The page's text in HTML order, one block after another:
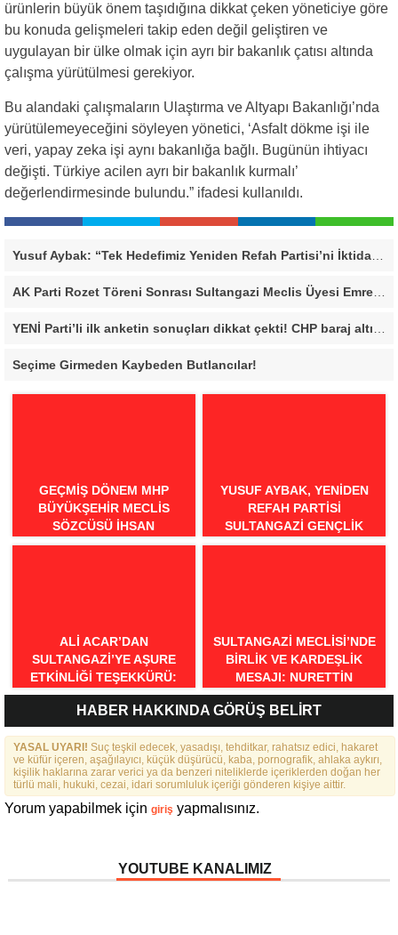
ürünlerin büyük önem taşıdığına dikkat çeken yöneticiye göre
bu konuda gelişmeleri takip eden değil geliştiren ve
uygulayan bir ülke olmak için ayrı bir bakanlık çatısı altında
çalışma yürütülmesi gerekiyor.
Bu alandaki çalışmaların Ulaştırma ve Altyapı Bakanlığı’nda
yürütülemeyeceğini söyleyen yönetici, ‘Asfalt dökme işi ile
veri, yapay zeka işi aynı bakanlığa bağlı. Bugünün ihtiyacı
değişti. Türkiye acilen ayrı bir bakanlık kurmalı’
değerlendirmesinde bulundu.” ifadesi kullanıldı.
Yusuf Aybak: “Tek Hedefimiz Yeniden Refah Partisi’ni İktidara Taşımak”
AK Parti Rozet Töreni Sonrası Sultangazi Meclis Üyesi Emrecan Durmuş’tan Sert Mesaj: “Biz Gücümüzü Makamlardan Değil, Halktan Alıyoruz”
Seçime Girmeden Kaybeden Butlancılar!
GEÇMİŞ DÖNEM MHP
BÜYÜKŞEHİR MECLİS
SÖZCÜSÜ İHSAN
BİLGİLİ’DEN BURSA İÇİN
YUSUF AYBAK, YENIDEN
REFAH PARTISI
SULTANGAZI GENÇLIK
KOLLARI BAŞKANI OLDU
ALI ACAR’DAN
SULTANGAZI’YE AŞURE
ETKINLIĞI TEŞEKKÜRÜ:
“BIRLIKTE GÜÇLÜYÜZ,
BIRLIKTE DAHA GÜZELIZ”
SULTANGAZI MECLISI’NDE
BIRLIK VE KARDEŞLIK
MESAJI: NURETTIN
NARIN’DEN RAHMI KOÇ’UN
SÖZLERINE TEPKI
HABER HAKKINDA GÖRÜŞ BELİRT
YASAL UYARI! Suç teşkil edecek, yasadışı, tehditkar, rahatsız edici, hakaret
ve küfür içeren, aşağılayıcı, küçük düşürücü, kaba, pornografik, ahlaka aykırı,
kişilik haklarına zarar verici ya da benzeri niteliklerde içeriklerden doğan her
türlü mali, hukuki, cezai, idari sorumluluk içeriği gönderen kişiye aittir.
Yorum yapabilmek için giriş yapmalısınız.
YOUTUBE KANALIMIZ